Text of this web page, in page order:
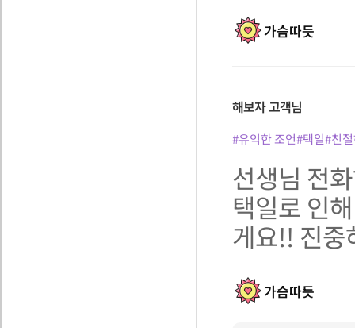
가슴따듯
해보자고객님
#유익한 조언#택일#친
선생님 전
택일로 인
게요!! 진중
가슴따듯